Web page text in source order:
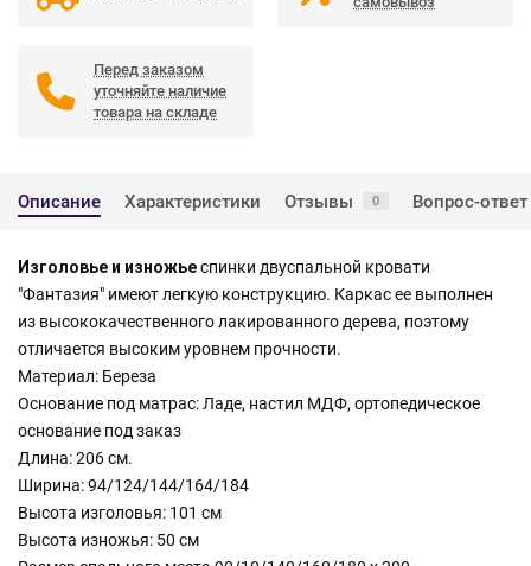
Перед заказом
уточняйте наличие
товара на складе
Описание Характеристики Отзывы 0 Вопрос-ответ
Изголовье и изножьеспинки двуспальной кровати
"Фантазия" имеют легкую конструкцию. Каркас ее выполнен
из высококачественного лакированного дерева, поэтому
отличается высоким уровнем прочности.
Материал: Береза
Основание под матрас: Ладе, настил МДФ, ортопедическое
основание под заказ
Длина: 206 см.
Ширина: 94/124/144/164/184
Высота изголовья: 101 см
Высота изножья: 50 см